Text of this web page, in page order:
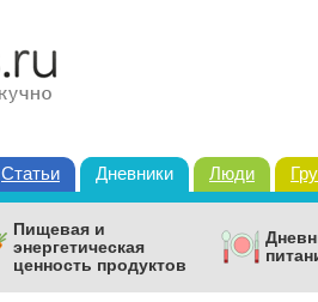
Статьи Дневники Люди
Пищевая и
энергетическая
ценность продуктов